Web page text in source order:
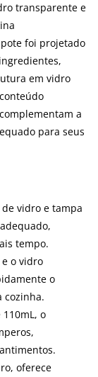
transparente e
foi projetado
em vidro
a
para seus
vidro e tampa
tempo.
o vidro
o
cozinha.
110mL, o
oferece